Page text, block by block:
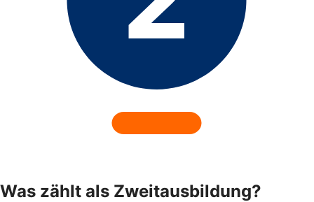
Was zählt als Zweitausbildung?